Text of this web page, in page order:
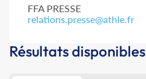
FFA PRESSE
relations.presse@athle.fr
Résultats disponibles